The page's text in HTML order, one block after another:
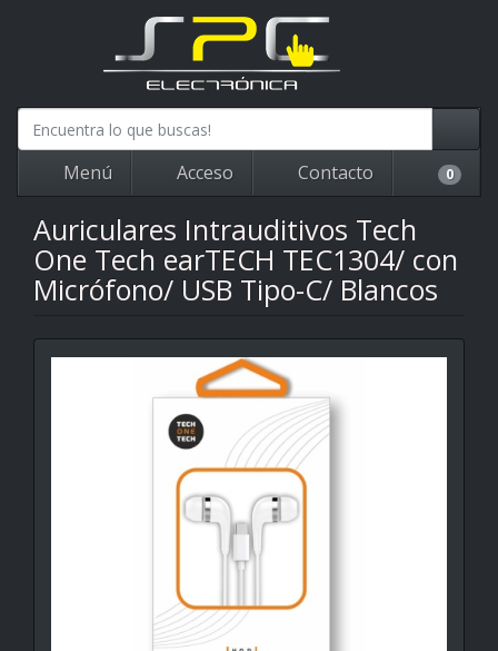
Menú Acceso Contacto 0
Auriculares Intrauditivos Tech
One Tech earTECH TEC1304/ con
Micrófono/ USB Tipo-C/ Blancos